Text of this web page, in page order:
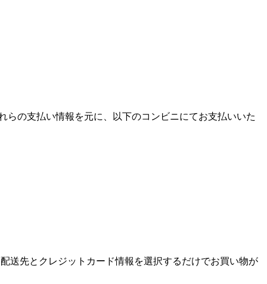
らの支払い情報を元に、以下のコンビニにてお支払いいた
送先とクレジットカード情報を選択するだけでお買い物が